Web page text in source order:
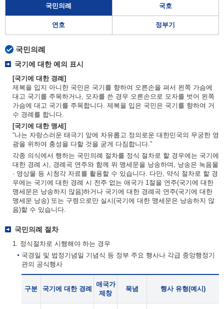
국민의례 국호
연호 정부기
국민의례
국기에 대한 예의 표시
[국기에 대한 경례]
제복을 입지 아니한 국민은 국기를 향하여 오른손을 펴서 왼쪽 가슴에
대고 국기를 주목하거나, 모자를 쓴 경우 오른손으로 모자를 벗어 왼쪽
가슴에 대고 국기를 주목합니다. 제복을 입은 국민은 국기를 향하여 거
수 경례를 합니다.
[국기에 대한 맹세]
“나는 자랑스러운 태극기 앞에 자유롭고 정의로운 대한민국의 무궁한 영
광을 위하여 충성을 다할 것을 굳게 다짐합니다.”
각종 의식에서 행하는 국민의례 절차를 정식 절차로 할 경우에는 국기에
대한 경례 시, 경례곡 연주와 함께 위 맹세문을 낭송하며, 낭송은 녹음물
· 영상물 등 시청각 자료를 활용할 수 있습니다. 다만, 약식 절차로 할 경
우에는 국기에 대한 경례 시 전주 없는 애국가 1절을 연주(국기에 대한
맹세문은 낭송하지 않음)하거나 국기에 대한 경례곡 연주(국기에 대한
맹세문 낭송) 또는 구령으로만 실시(국기에 대한 맹세문은 낭송하지 않
음)할 수 있습니다.
국민의례 절차
1. 정식절차로 시행해야 하는 경우
국경일 및 법정기념일 기념식 등 정부 주요 행사나 각급 중앙행정기
관의 공식행사
구분 국기에 대한 경례
애국가
제창
묵념 행사 유형(예시)